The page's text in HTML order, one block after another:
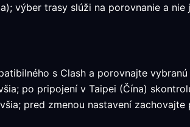
výber trasy slúži na porovnanie a
s Clash a porovnajte
po pripojení v Taipei (Čína)
pred zmenou nastavení